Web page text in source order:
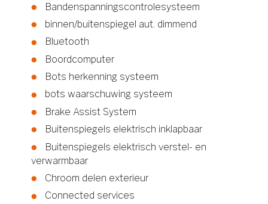
Bandenspanningscontrolesysteem
binnen/buitenspiegel aut. dimmend
Bluetooth
Boordcomputer
Bots herkenning systeem
bots waarschuwing systeem
Brake Assist System
Buitenspiegels elektrisch inklapbaar
Buitenspiegels elektrisch verstel- en
verwarmbaar
Chroom delen exterieur
Connected services